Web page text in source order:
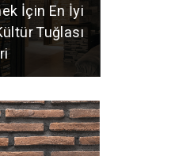
İçin En İyi
Tuğlası